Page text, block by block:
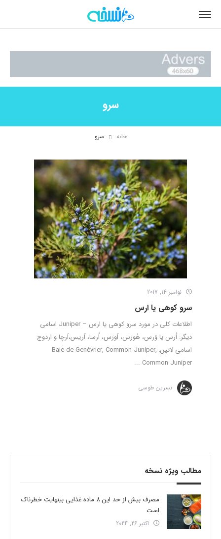
سرو
خانه سرو
نوامبر 14, 2017
سرو کوهی یا ارس
اطلاعات کلی در مورد سرو کوهی یا ارس – Juniper اسامی
دیگر: اُرس یا وَرس، هُورَس، اَورَس، اُرسا، اَریس،اَرچا و اردوج
اسامی لاتین: Baie de Genévrier, Common Juniper,
Common Juniper ...
نسرین طوسی
مطالب ویژه نسخه
مصرف بیش از حد این 8 ماده غذایی بینهایت خطرناک
است
اکتبر 26, 2024